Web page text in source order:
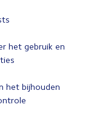
het gebruik en
het bijhouden